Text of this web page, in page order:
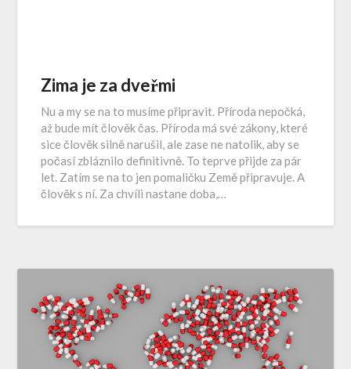
Zima je za dveřmi
Nu a my se na to musíme připravit. Příroda nepočká,
až bude mít člověk čas. Příroda má své zákony, které
sice člověk silně narušil, ale zase ne natolik, aby se
počasí zbláznilo definitivně. To teprve přijde za pár
let. Zatím se na to jen pomaličku Země připravuje. A
člověk s ní. Za chvíli nastane doba,…